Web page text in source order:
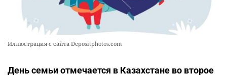
Иллюстрация с сайта Depositphotos.com
День семьи отмечается в Казахстане во второе